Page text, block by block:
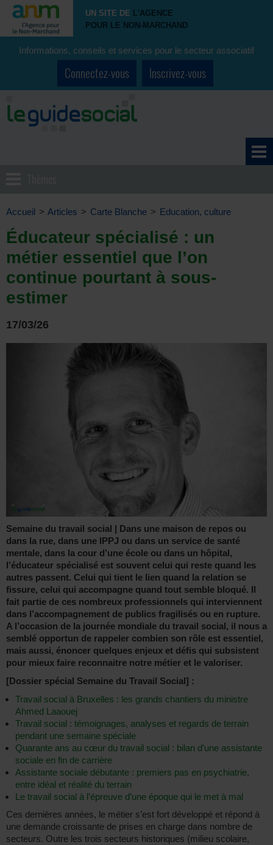
UN SITE DE L'AGENCE
POUR LE NON-MARCHAND
Informations, conseils et services pour le secteur associatif
Connectez-vous Inscrivez-vous
Accueil > Articles > Carte Blanche > Education, culture
Éducateur spécialisé : un
métier essentiel que l’on
continue pourtant à sous-
estimer
17/03/26
Semaine du travail social | Dans une maison de repos ou
dans la rue, dans une IPPJ ou dans un service de santé
mentale, dans la cour d’une école ou dans un hôpital,
l’éducateur spécialisé est souvent celui qui reste quand les
autres passent. Celui qui tient le lien quand la relation se
fissure, celui qui accompagne quand tout semble bloqué. Il
fait partie de ces nombreux professionnels qui interviennent
dans l’accompagnement de publics fragilisés ou en rupture.
A l’occasion de la journée mondiale du travail social, il nous a
semblé opportun de rappeler combien son rôle est essentiel,
mais aussi, énoncer quelques enjeux et défis qui subsistent
pour mieux faire reconnaitre notre métier et le valoriser.
[Dossier spécial Semaine du Travail Social] :
Travail social à Bruxelles : les grands chantiers du ministre
Ahmed Laaouej
Travail social : témoignages, analyses et regards de terrain
pendant une semaine spéciale
Quarante ans au cœur du travail social : bilan d’une assistante
sociale en fin de carrière
Assistante sociale débutante : premiers pas en psychiatrie,
entre idéal et réalité du terrain
Le travail social à l’épreuve d’une époque qui le met à mal
Ces dernières années, le métier s’est fort développé et répond à
une demande croissante de prises en charge dans nombre de
secteurs. Outre les trois secteurs historiques (milieu scolaire,